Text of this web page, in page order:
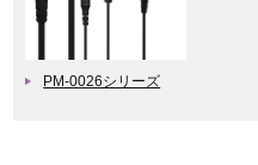
PM-0026シリーズ